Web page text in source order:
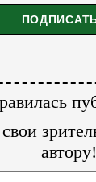
автору!